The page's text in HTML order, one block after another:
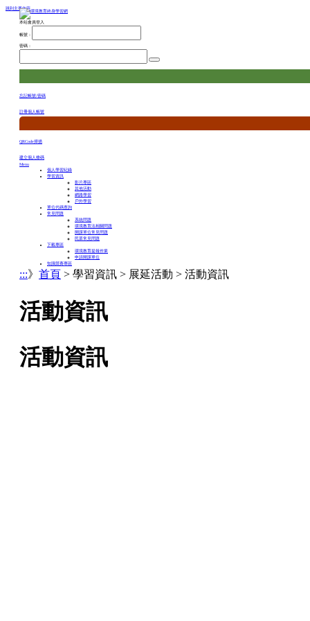
跳到主要內容
本站會員登入
帳號：
密碼：
忘記帳號/密碼
註冊個人帳號
QRCode掃描
建立個人條碼
Menu
個人學習紀錄
學習資訊
影片專區
其他活動
網路學習
戶外學習
單位代碼查詢
常見問題
系統問題
環境教育法相關問題
開課單位常見問題
民眾常見問題
下載專區
環境教育提報作業
申請開課單位
知識競賽專區
:::》 首頁 > 學習資訊 > 展延活動 > 活動資訊
活動資訊
活動資訊